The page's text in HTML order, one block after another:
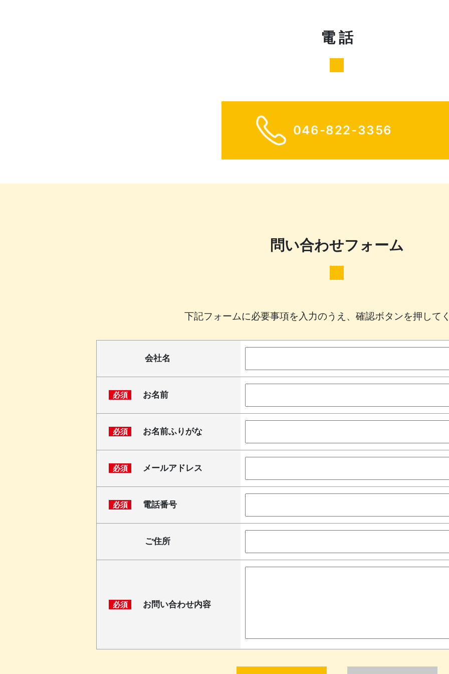
電 話
046-822-3356
問い合わせフォーム
下記フォームに必要事項を入力のうえ、確認ボタンを押してく
会社名
必須 お名前
必須 お名前ふりがな
必須 メールアドレス
必須 電話番号
ご住所
必須 お問い合わせ内容